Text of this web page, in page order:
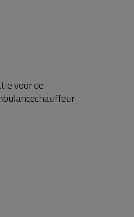
voor de